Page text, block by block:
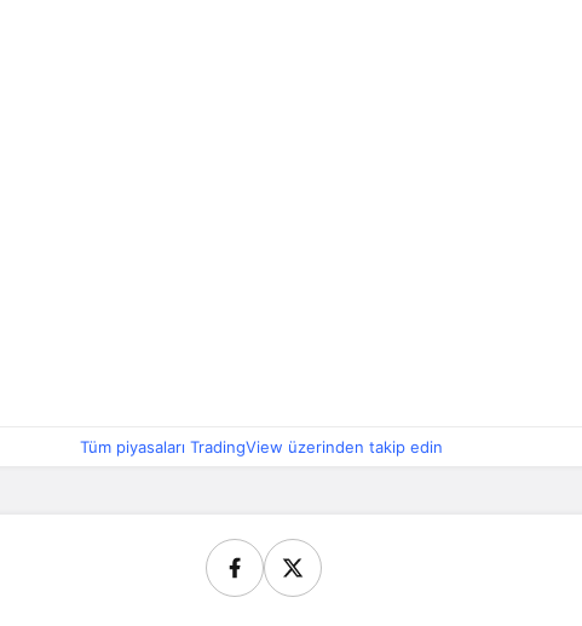
Tüm piyasaları TradingView üzerinden takip edin